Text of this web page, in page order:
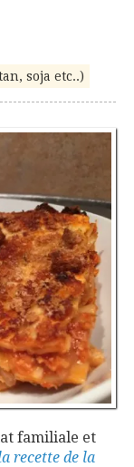
soja etc..)
familiale et
recette de la